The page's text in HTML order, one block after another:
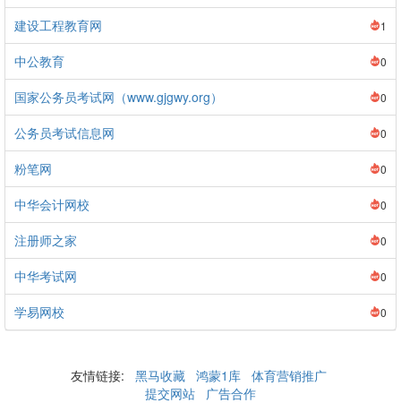
建设工程教育网 1
中公教育 0
国家公务员考试网（www.gjgwy.org） 0
公务员考试信息网 0
粉笔网 0
中华会计网校 0
注册师之家 0
中华考试网 0
学易网校 0
友情链接: 黑马收藏 鸿蒙1库 体育营销推广
提交网站
广告合作